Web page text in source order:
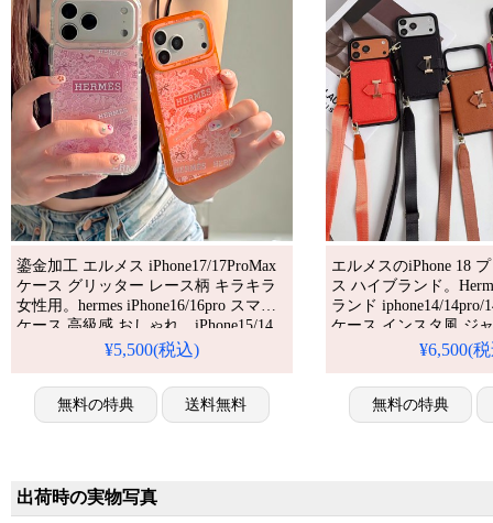
鎏金加工 エルメス iPhone17/17ProMax
ケース グリッター レース柄 キラキラ
女性用。hermes iPhone16/16pro スマホ
ケース 高級感 おしゃれ。iPhone15/14
ケース ブランド レディース 可愛い。
撃・防水・多機能。格安＆おしゃれ。
iPhone16pro/15promaxケース対応。
¥5,500(税込)
無料の特典 送料無料
エルメスのiPhone 18
ス ハイブランド。
ランド iphone14/14pro/
ケース インスタ風 ジ
レディース カード入
14/13/12/11ケース 高
能人も愛用する人気ア
撃・防水・多機能で
¥6,500(
無料の特典
出荷時の実物写真